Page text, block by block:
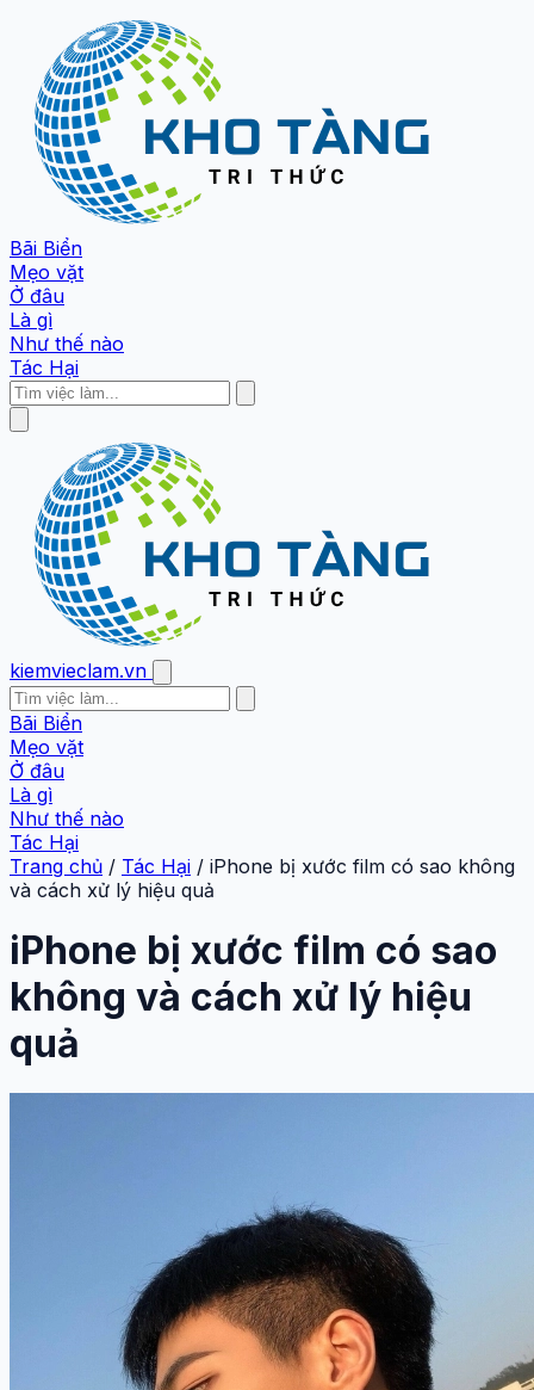
Bãi Biển
Mẹo vặt
Ở đâu
Là gì
Như thế nào
Tác Hại
kiemvieclam.vn
Bãi Biển
Mẹo vặt
Ở đâu
Là gì
Như thế nào
Tác Hại
Trang chủ / Tác Hại / iPhone bị xước film có sao không
và cách xử lý hiệu quả
iPhone bị xước film có sao
không và cách xử lý hiệu
quả